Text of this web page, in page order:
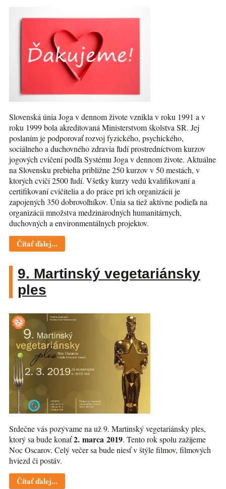
Slovenská únia Joga v dennom živote vznikla v roku 1991 a v
roku 1999 bola akreditovaná Ministerstvom školstva SR. Jej
poslaním je podporovať rozvoj fyzického, psychického,
sociálneho a duchovného zdravia ľudí prostredníctvom kurzov
jogových cvičení podľa Systému Joga v dennom živote. Aktuálne
na Slovensku prebieha približne 250 kurzov v 50 mestách, v
ktorých cvičí 2500 ľudí. Všetky kurzy vedú kvalifikovaní a
certifikovaní cvičitelia a do práce pri ich organizácii je
zapojených 350 dobrovoľníkov. Únia sa tiež aktívne podieľa na
organizácii množstva medzinárodných humanitárnych,
duchovných a environmentálnych projektov.
Čítať ďalej...
9. Martinský vegetariánsky
ples
Srdečne vás pozývame na už 9. Martinský vegetariánsky ples,
ktorý sa bude konať2. marca 2019. Tento rok spolu zažijeme
Noc Oscarov. Celý večer sa bude niesť v štýle filmov, filmových
hviezd či postáv.
Čítať ďalej...